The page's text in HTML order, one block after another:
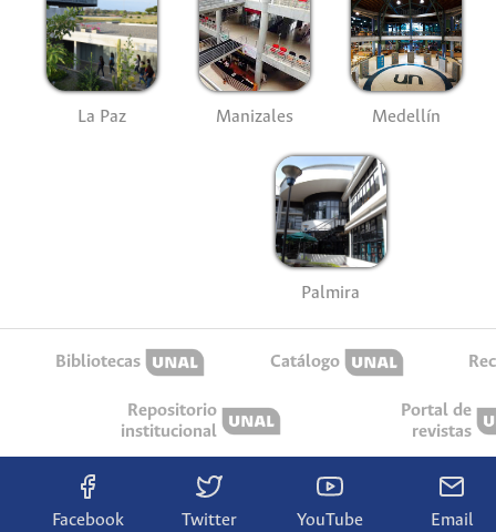
La Paz Manizales Medellín
Palmira
Bibliotecas Catálogo
Repositorio
institucional
Portal de
revistas
Facebook Twitter YouTube Email